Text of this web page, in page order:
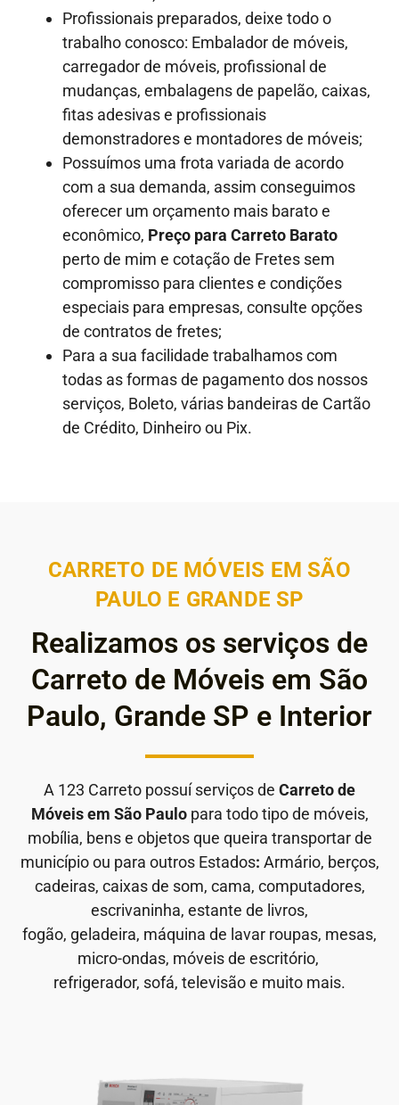
Profissionais preparados, deixe todo o
trabalho conosco: Embalador de móveis,
carregador de móveis, profissional de
mudanças, embalagens de papelão, caixas,
fitas adesivas e profissionais
demonstradores e montadores de móveis;
Possuímos uma frota variada de acordo
com a sua demanda, assim conseguimos
oferecer um orçamento mais barato e
econômico, Preço para Carreto Barato
perto de mim e cotação de Fretes sem
compromisso para clientes e condições
especiais para empresas, consulte opções
de contratos de fretes;
Para a sua facilidade trabalhamos com
todas as formas de pagamento dos nossos
serviços, Boleto, várias bandeiras de Cartão
de Crédito, Dinheiro ou Pix.
CARRETO DE MÓVEIS EM SÃO
PAULO E GRANDE SP
Realizamos os serviços de
Carreto de Móveis em São
Paulo, Grande SP e Interior
A 123 Carreto possuí serviços de Carreto de
Móveis em São Paulopara todo tipo de móveis,
mobília, bens e objetos que queira transportar de
município ou para outros Estados: Armário, berços,
cadeiras, caixas de som, cama, computadores,
escrivaninha, estante de livros,
fogão, geladeira, máquina de lavar roupas, mesas,
micro-ondas, móveis de escritório,
refrigerador, sofá, televisão e muito mais.